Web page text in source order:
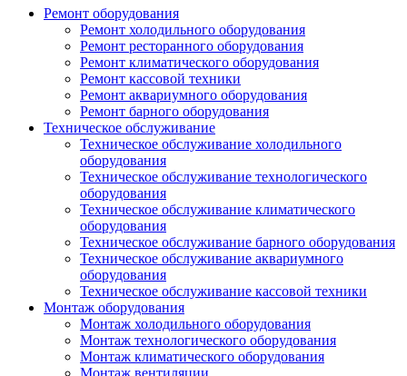
Ремонт оборудования
Ремонт холодильного оборудования
Ремонт ресторанного оборудования
Ремонт климатического оборудования
Ремонт кассовой техники
Ремонт аквариумного оборудования
Ремонт барного оборудования
Техническое обслуживание
Техническое обслуживание холодильного
оборудования
Техническое обслуживание технологического
оборудования
Техническое обслуживание климатического
оборудования
Техническое обслуживание барного оборудования
Техническое обслуживание аквариумного
оборудования
Техническое обслуживание кассовой техники
Монтаж оборудования
Монтаж холодильного оборудования
Монтаж технологического оборудования
Монтаж климатического оборудования
Монтаж вентиляции